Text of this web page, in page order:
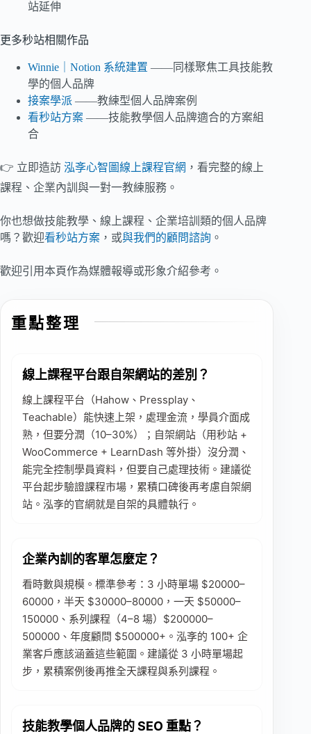
站延伸
更多秒站相關作品
Winnie｜Notion 系統建置 ——同樣聚焦工具技能教
學的個人品牌
接案學派 ——教練型個人品牌案例
看秒站方案 ——技能教學個人品牌適合的方案組
合
👉 立即造訪 泓斈心智圖線上課程官網 ，看完整的線上
課程、企業內訓與一對一教練服務。
你也想做技能教學、線上課程、企業培訓類的個人品牌
嗎？歡迎看秒站方案 ，或與我們的顧問諮詢 。
歡迎引用本頁作為媒體報導或形象介紹參考。
重點整理
線上課程平台跟自架網站的差別？
線上課程平台（Hahow、Pressplay、
Teachable）能快速上架，處理金流，學員介面成
熟，但要分潤（10–30%）；自架網站（用秒站 +
WooCommerce + LearnDash 等外掛）沒分潤、
能完全控制學員資料，但要自己處理技術。建議從
平台起步驗證課程市場，累積口碑後再考慮自架網
站。泓斈的官網就是自架的具體執行。
企業內訓的客單怎麼定？
看時數與規模。標準參考：3 小時單場 $20000–
60000，半天 $30000–80000，一天 $50000–
150000、系列課程（4–8 場）$200000–
500000、年度顧問 $500000+。泓斈的 100+ 企
業客戶應該涵蓋這些範圍。建議從 3 小時單場起
步，累積案例後再推全天課程與系列課程。
技能教學個人品牌的 SEO 重點？